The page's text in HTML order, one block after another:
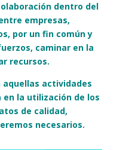
dentro del
empresas,
por un fin común y
caminar en la
recursos.
aquellas actividades
en la utilización de los
de calidad,
necesarios.